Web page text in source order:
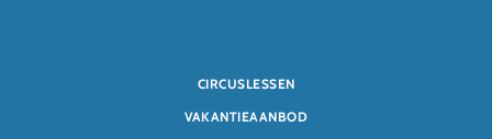
CIRCUSLESSEN
VAKANTIEAANBOD